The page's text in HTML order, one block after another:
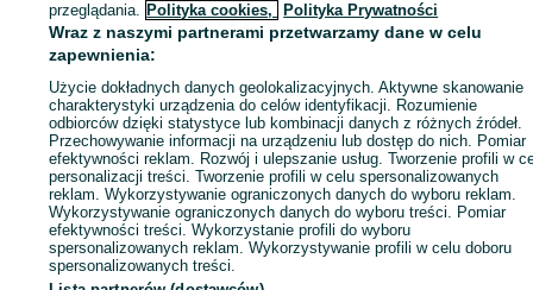
ID:1001555294 Wyświetlenia:
Zadzwoń / SMS Wyślij wiadomość
przeglądania. Polityka cookies, Polityka Prywatności
Wraz z naszymi partnerami przetwarzamy dane w celu
zapewnienia:
Użycie dokładnych danych geolokalizacyjnych. Aktywne skanowanie
charakterystyki urządzenia do celów identyfikacji. Rozumienie
odbiorców dzięki statystyce lub kombinacji danych z różnych źródeł.
Przechowywanie informacji na urządzeniu lub dostęp do nich. Pomiar
efektywności reklam. Rozwój i ulepszanie usług. Tworzenie profili w
personalizacji treści. Tworzenie profili w celu spersonalizowanych
reklam. Wykorzystywanie ograniczonych danych do wyboru reklam.
Wykorzystywanie ograniczonych danych do wyboru treści. Pomiar
efektywności treści. Wykorzystanie profili do wyboru
spersonalizowanych reklam. Wykorzystywanie profili w celu doboru
spersonalizowanych treści.